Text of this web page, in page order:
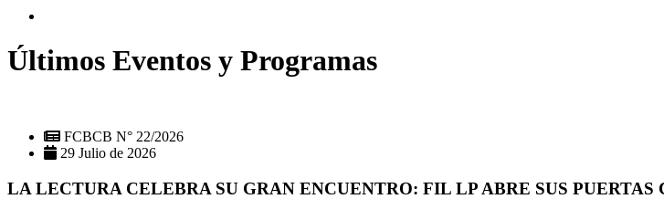
Últimos Eventos y Programas
FCBCB N° 22/2026
29 Julio de 2026
LA LECTURA CELEBRA SU GRAN ENCUENTRO: FIL LP ABRE SUS